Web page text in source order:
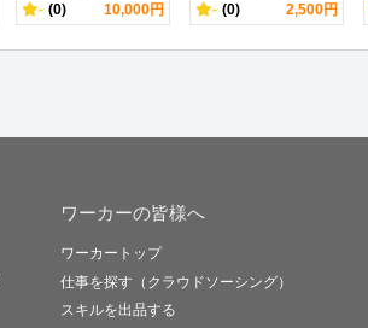
- (0) 10,000円 - (0) 2,500円
ワーカーの皆様へ
ワーカートップ
仕事を探す（クラウドソーシング）
スキルを出品する